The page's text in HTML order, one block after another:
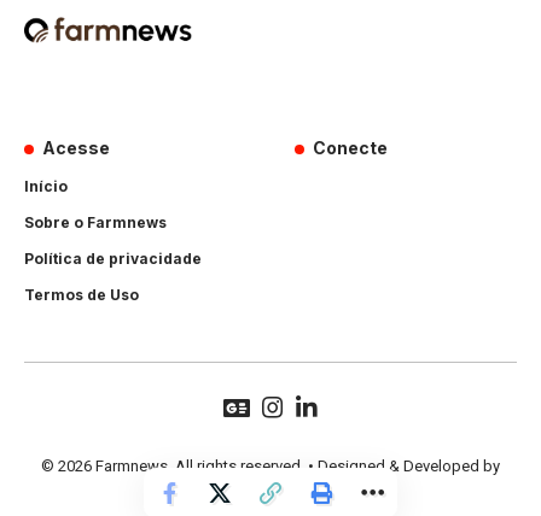
Acesse
Início
Sobre o Farmnews
Política de privacidade
Termos de Uso
Conecte
© 2026 Farmnews. All rights reserved. • Designed & Developed by
Hands Perform.